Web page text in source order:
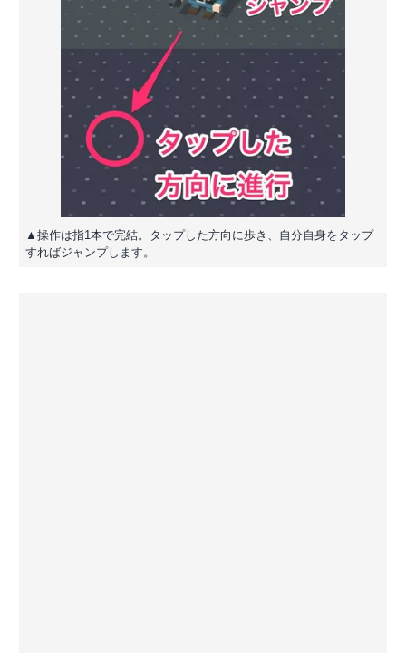
▲操作は指1本で完結。タップした方向に歩き、自分自身をタップ
すればジャンプします。